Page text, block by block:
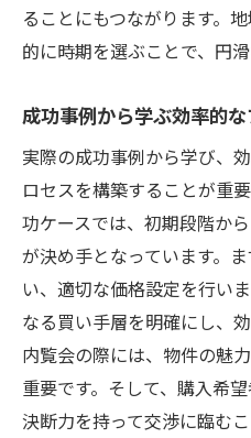
ることにもつながります。
的に時期を選ぶことで、円
成功事例から学ぶ効率的
実際の成功事例から学び、
ロセスを構築することが重
功ケースでは、初期段階か
が決め手となっています。
い、適切な価格設定を行い
なる買い手層を明確にし、
内覧会の際には、物件の魅
重要です。そして、購入希
決断力を持って交渉に臨む